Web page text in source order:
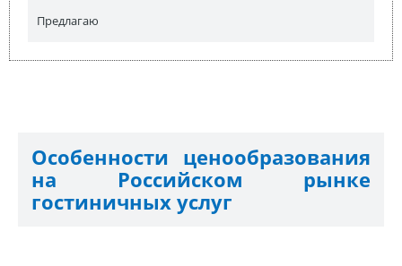
Предлагаю
Особенности ценообразования
на Российском рынке
гостиничных услуг